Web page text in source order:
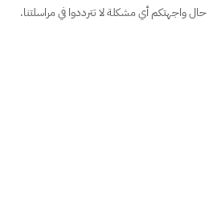
واجهتكم أي مشكلة لا تترددوا في مراسلتنا.